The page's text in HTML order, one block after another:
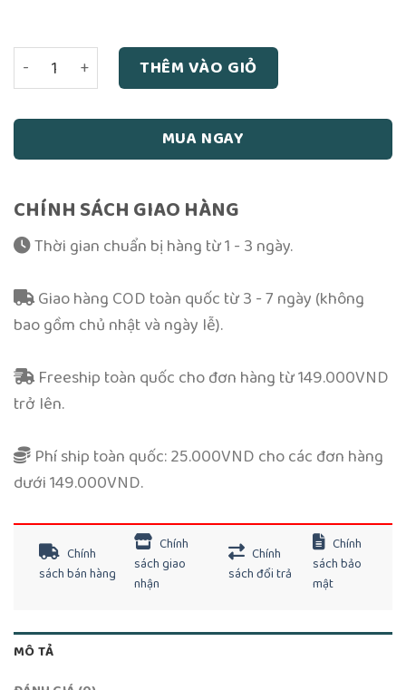
Liệt Nữ Truyện - Lưu Hướng số lượng
THÊM VÀO GIỎ
MUA NGAY
CHÍNH SÁCH GIAO HÀNG
Thời gian chuẩn bị hàng từ 1 - 3 ngày.
Giao hàng COD toàn quốc từ 3 - 7 ngày (không
bao gồm chủ nhật và ngày lễ).
Freeship toàn quốc cho đơn hàng từ 149.000VND
trở lên.
Phí ship toàn quốc: 25.000VND cho các đơn hàng
dưới 149.000VND.
Chính
sách bán hàng
Chính
sách giao
nhận
Chính
sách đổi trả
Chính
sách bảo
mật
MÔ TẢ